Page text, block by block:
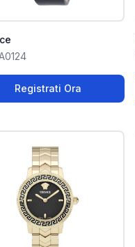
Registrati Ora